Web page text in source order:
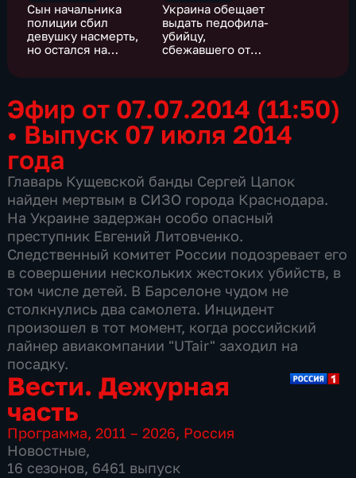
Сын начальника
полиции сбил
девушку насмерть,
но остался на
Украина обещает
выдать педофила-
убийцу,
сбежавшего от
Эфир от 07.07.2014 (11:50)
• Выпуск 07 июля 2014
года
Главарь Кущевской банды Сергей Цапок
найден мертвым в СИЗО города Краснодара.
На Украине задержан особо опасный
преступник Евгений Литовченко.
Следственный комитет России подозревает его
в совершении нескольких жестоких убийств, в
том числе детей. В Барселоне чудом не
столкнулись два самолета. Инцидент
произошел в тот момент, когда российский
лайнер авиакомпании "UTair" заходил на
посадку.
Вести. Дежурная
часть
Программа,2011 – 2026, Россия
Новостные,
16 сезонов, 6461 выпуск